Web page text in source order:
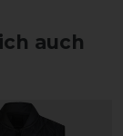
auch